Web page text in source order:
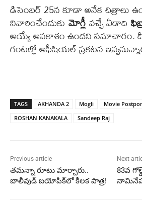
డిసెంబర్ 25న కూడా అనేక చిత్రాలు
నివారించేందుకు మోగ్లీవచ్చే ఏడాది
అయ్యే అవకాశం ఉందని సమాచారం.
గంటల్లో అఫీషియల్ ప్రకటన
TAGS AKHANDA 2 Mogli
Movie
ROSHAN KANAKALA
Sandeep Raj
Previous article
తమన్నా రూటు మార్చారు..
బాలీవుడ్ బయోపిక్‌లో కీలక పాత్ర!
Next
83వ